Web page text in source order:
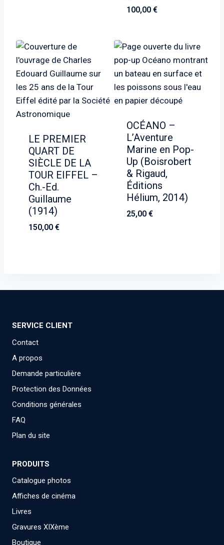
100,00 €
LE PREMIER
QUART DE
SIÈCLE DE LA
TOUR EIFFEL –
Ch.-Ed.
Guillaume
(1914)
150,00 €
OCÉANO –
L’Aventure
Marine en Pop-
Up (Boisrobert
& Rigaud,
Éditions
Hélium, 2014)
25,00 €
SERVICE CLIENT
Contact
A propos
Demande particulière
Protection des Données
Conditions générales
FAQ
Plan du site
PRODUITS
Catalogue photos
Affiches de cinéma
Livres
Gravures XIXème
Boutique